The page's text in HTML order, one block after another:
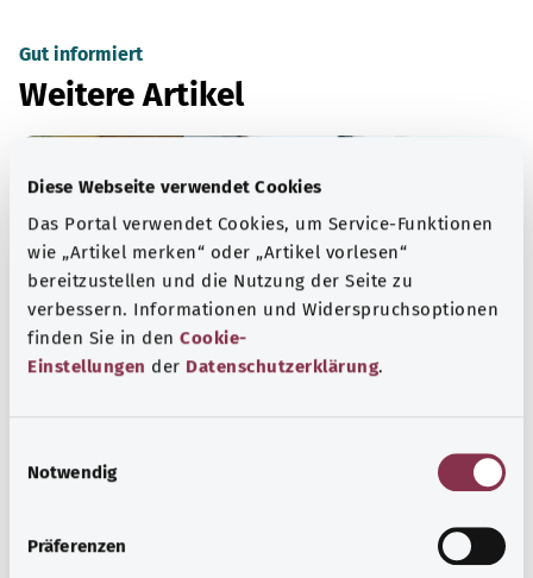
Diese Webseite verwendet Cookies
Das Portal verwendet Cookies, um Service-Funktionen
wie „Artikel merken“ oder „Artikel vorlesen“
bereitzustellen und die Nutzung der Seite zu
verbessern. Informationen und Widerspruchsoptionen
finden Sie in den Cookie-
Einstellungen der Datenschutzerklärung.
Notwendig
Präferenzen
Gut informiert
Weitere Artikel
Chronische lymphatische Leukämie (CLL)
den langsam wachsenden Lymphomen. Sie macht zu
Beginn meist keine Beschwerden und wird daher oft